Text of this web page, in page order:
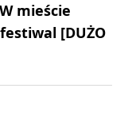
mieście
[DUŻO